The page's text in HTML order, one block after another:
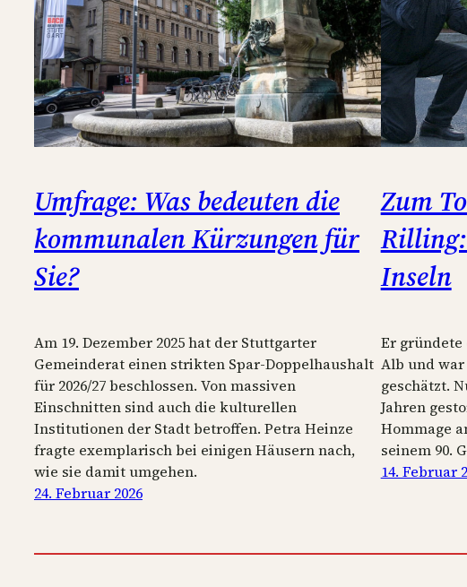
Umfrage: Was bedeuten die
kommunalen Kürzungen für
Sie?
Am 19. Dezember 2025 hat der Stuttgarter
Gemeinderat einen strikten Spar‐Doppelhaushalt
für 2026/27 beschlossen. Von massiven
Einschnitten sind auch die kulturellen
Institutionen der Stadt betroffen. Petra Heinze
fragte exemplarisch bei einigen Häusern nach,
wie sie damit umgehen.
24. Februar 2026
Zum
Inseln
Er
Alb und
geschätzt.
Jahren
Hommage
seinem 90.
14. Februar